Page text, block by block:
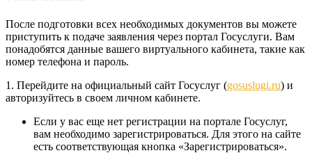
После подготовки всех необходимых документов вы можете
приступить к подаче заявления через портал Госуслуги. Вам
понадобятся данные вашего виртуального кабинета, такие как
номер телефона и пароль.
1. Перейдите на официальный сайт Госуслуг (gosuslugi.ru) и
авторизуйтесь в своем личном кабинете.
Если у вас еще нет регистрации на портале Госуслуг,
вам необходимо зарегистрироваться. Для этого на сайте
есть соответствующая кнопка «Зарегистрироваться».